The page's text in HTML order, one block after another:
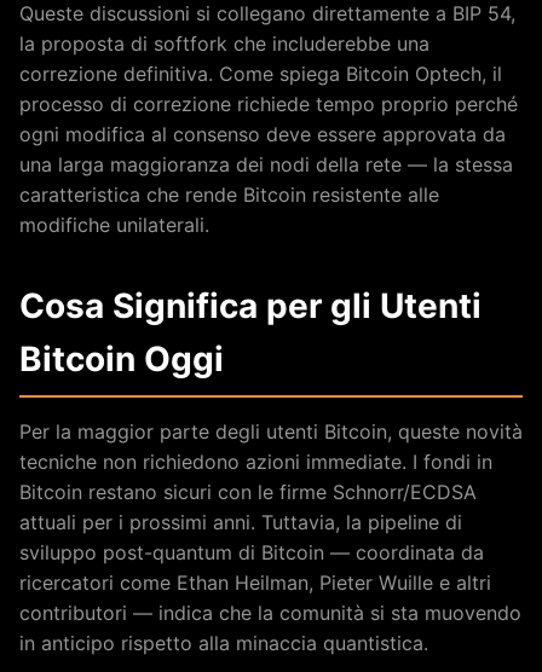
Queste discussioni si collegano direttamente a BIP 54,
la proposta di softfork che includerebbe una
correzione definitiva. Come spiega Bitcoin Optech, il
processo di correzione richiede tempo proprio perché
ogni modifica al consenso deve essere approvata da
una larga maggioranza dei nodi della rete — la stessa
caratteristica che rende Bitcoin resistente alle
modifiche unilaterali.
Cosa Significa per gli Utenti
Bitcoin Oggi
Per la maggior parte degli utenti Bitcoin, queste novità
tecniche non richiedono azioni immediate. I fondi in
Bitcoin restano sicuri con le firme Schnorr/ECDSA
attuali per i prossimi anni. Tuttavia, la pipeline di
sviluppo post-quantum di Bitcoin — coordinata da
ricercatori come Ethan Heilman, Pieter Wuille e altri
contributori — indica che la comunità si sta muovendo
in anticipo rispetto alla minaccia quantistica.